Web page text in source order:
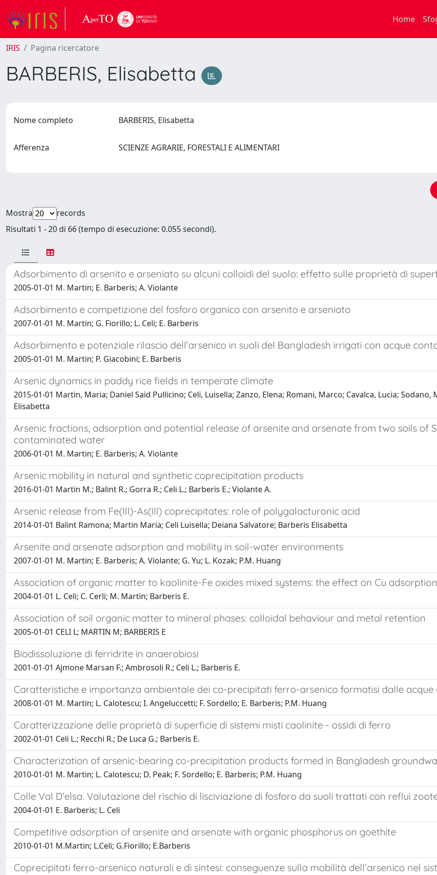
Home
IRIS Pagina ricercatore
BARBERIS, Elisabetta
Nome completo BARBERIS, Elisabetta
Afferenza SCIENZE AGRARIE, FORESTALI E ALIMENTARI
Mostra
records
Risultati 1 - 20 di 66 (tempo di esecuzione: 0.055 secondi).
Adsorbimento di arsenito e arseniato su alcuni colloidi del suolo: effetto sulle proprietà di
2005-01-01 M. Martin; E. Barberis; A. Violante
Adsorbimento e competizione del fosforo organico con arsenito e arseniato
2007-01-01 M. Martin; G. Fiorillo; L. Celi; E. Barberis
Adsorbimento e potenziale rilascio dell’arsenico in suoli del Bangladesh irrigati con acque
2005-01-01 M. Martin; P. Giacobini; E. Barberis
Arsenic dynamics in paddy rice fields in temperate climate
2015-01-01 Martin, Maria; Daniel Said Pullicino; Celi, Luisella; Zanzo, Elena; Romani, Marco; Cavalca, Lucia;
Elisabetta
Arsenic fractions, adsorption and potential release of arsenite and arsenate from two soils of
contaminated water
2006-01-01 M. Martin; E. Barberis; A. Violante
Arsenic mobility in natural and synthetic coprecipitation products
2016-01-01 Martin M.; Balint R.; Gorra R.; Celi L.; Barberis E.; Violante A.
Arsenic release from Fe(III)-As(III) coprecipitates: role of polygalacturonic acid
2014-01-01 Balint Ramona; Martin Maria; Celi Luisella; Deiana Salvatore; Barberis Elisabetta
Arsenite and arsenate adsorption and mobility in soil-water environments
2007-01-01 M. Martin; E. Barberis; A. Violante; G. Yu; L. Kozak; P.M. Huang
Association of organic matter to kaolinite-Fe oxides mixed systems: the effect on Cu adsorption
2004-01-01 L. Celi; C. Cerli; M. Martin; Barberis E.
Association of soil organic matter to mineral phases: colloidal behaviour and metal retention
2005-01-01 CELI L; MARTIN M; BARBERIS E
Biodissoluzione di ferridrite in anaerobiosi
2001-01-01 Ajmone Marsan F.; Ambrosoli R.; Celi L.; Barberis E.
Caratteristiche e importanza ambientale dei co-precipitati ferro-arsenico formatisi dalle
2008-01-01 M. Martin; L. Calotescu; I. Angeluccetti; F. Sordello; E. Barberis; P.M. Huang
Caratterizzazione delle proprietà di superficie di sistemi misti caolinite - ossidi di ferro
2002-01-01 Celi L.; Recchi R.; De Luca G.; Barberis E.
Characterization of arsenic-bearing co-precipitation products formed in Bangladesh
2010-01-01 M. Martin; L. Calotescu; D. Peak; F. Sordello; E. Barberis; P.M. Huang
Colle Val D’elsa. Valutazione del rischio di lisciviazione di fosforo da suoli trattati con reflui
2004-01-01 E. Barberis; L. Celi
Competitive adsorption of arsenite and arsenate with organic phosphorus on goethite
2010-01-01 M.Martin; L.Celi; G.Fiorillo; E.Barberis
Coprecipitati ferro-arsenico naturali e di sintesi: conseguenze sulla mobilità dell’arsenico nel